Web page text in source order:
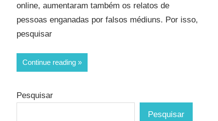
online, aumentaram também os relatos de
pessoas enganadas por falsos médiuns. Por isso,
pesquisar
Continue reading
Pesquisar
Pesquisar